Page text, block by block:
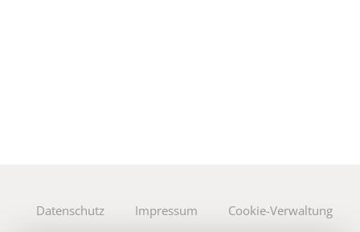
Datenschutz Impressum Cookie-Verwaltung